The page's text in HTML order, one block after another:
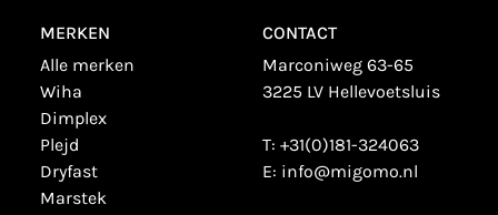
MERKEN
alle merken
wiha
dimplex
plejd
dryfast
marstek
CONTACT
Marconiweg 63-65
3225 LV Hellevoetsluis
T: +31(0)181-324063
E: info@migomo.nl